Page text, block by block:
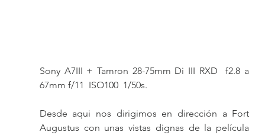
Sony A7III + Tamron 28-75mm Di III RXD  f2.8 a
67mm f/11  ISO100  1/50s.
Desde aqui nos dirigimos en dirección a Fort
Augustus con unas vistas dignas de la película